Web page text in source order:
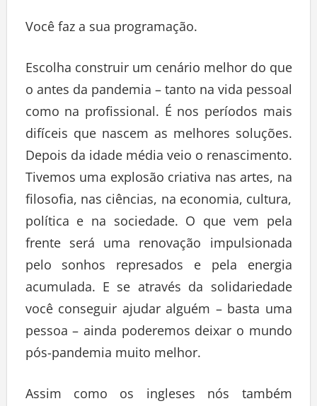
Você faz a sua programação.
Escolha construir um cenário melhor do que
o antes da pandemia – tanto na vida pessoal
como na profissional. É nos períodos mais
difíceis que nascem as melhores soluções.
Depois da idade média veio o renascimento.
Tivemos uma explosão criativa nas artes, na
filosofia, nas ciências, na economia, cultura,
política e na sociedade. O que vem pela
frente será uma renovação impulsionada
pelo sonhos represados e pela energia
acumulada. E se através da solidariedade
você conseguir ajudar alguém – basta uma
pessoa – ainda poderemos deixar o mundo
pós-pandemia muito melhor.
Assim como os ingleses nós também